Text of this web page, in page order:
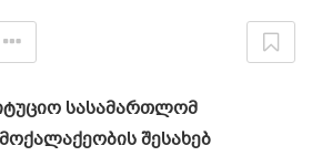
სასამართლომ
შესახებ